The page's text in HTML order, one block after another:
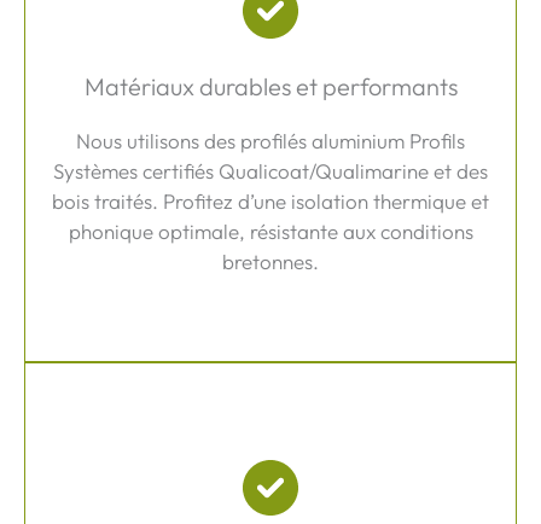
Matériaux durables et performants
Nous utilisons des profilés aluminium Profils
Systèmes certifiés Qualicoat/Qualimarine et des
bois traités. Profitez d’une isolation thermique et
phonique optimale, résistante aux conditions
bretonnes.